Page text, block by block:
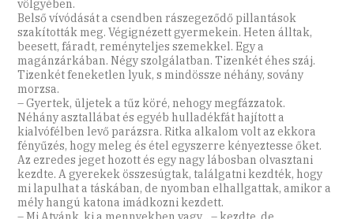
völgyében.
Belső vívódását a csendben rászegeződő pillantások
szakították meg. Végignézett gyermekein. Heten álltak,
beesett, fáradt, reményteljes szemekkel. Egy a
magánzárkában. Négy szolgálatban. Tizenkét éhes száj.
Tizenkét feneketlen lyuk, s mindössze néhány, sovány
morzsa.
– Gyertek, üljetek a tűz köré, nehogy megfázzatok.
Néhány asztallábat és egyéb hulla­dékfát hajított a
kialvófélben levő parázsra. Ritka alkalom volt az ekkora
fényűzés, hogy meleg és étel egyszerre kényeztesse őket.
Az ezredes jeget hozott és egy nagy lábosban olvasztani
kezdte. A gyerekek összesúgtak, találgatni kezdték, hogy
mi lapulhat a táskában, de nyomban elhallgattak, amikor a
mély hangú katona imádkozni kezdett.